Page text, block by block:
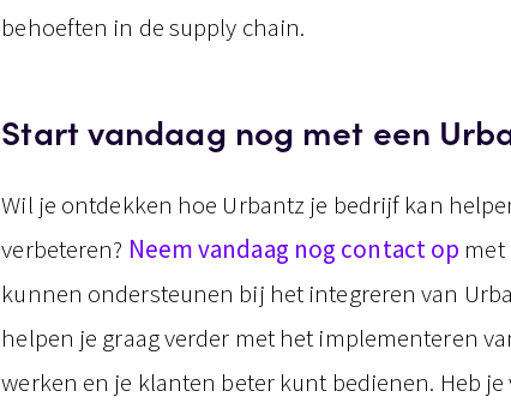
behoeften in de supply chain.
Start vandaag nog met een
Wil je ontdekken hoe Urbantz je bedrijf kan
verbeteren? Neem vandaag nog contact op met
kunnen ondersteunen bij het integreren van
helpen je graag verder met het implementeren
werken en je klanten beter kunt bedienen. Heb